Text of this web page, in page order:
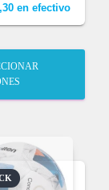
en efectivo